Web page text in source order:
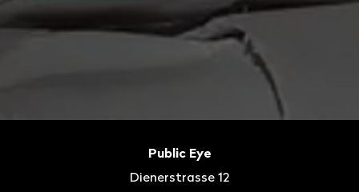
Public Eye
Dienerstrasse 12